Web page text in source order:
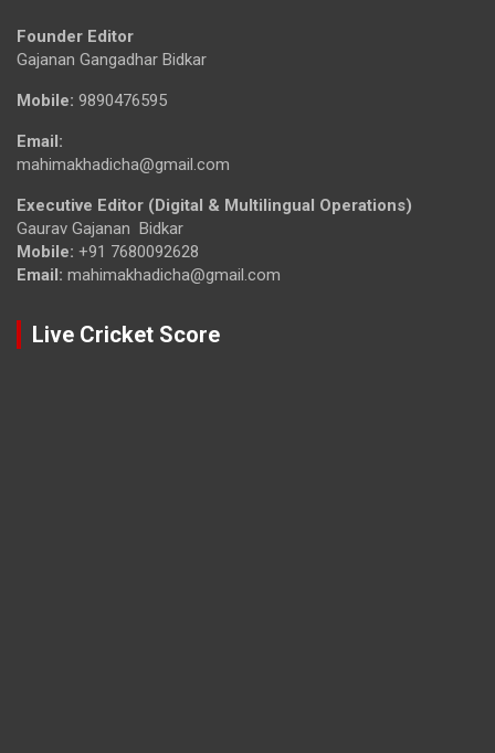
Founder Editor
Gajanan Gangadhar Bidkar
Mobile: 9890476595
Email:
mahimakhadicha@gmail.com
Executive Editor (Digital & Multilingual Operations)
Gaurav Gajanan Bidkar
Mobile: +91 7680092628
Email: mahimakhadicha@gmail.com
Live Cricket Score